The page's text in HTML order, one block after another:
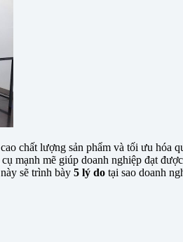
chất lượng sản phẩm và tối ưu hóa
mạnh mẽ giúp doanh nghiệp đạt
sẽ trình bày 5 lý do tại sao doanh